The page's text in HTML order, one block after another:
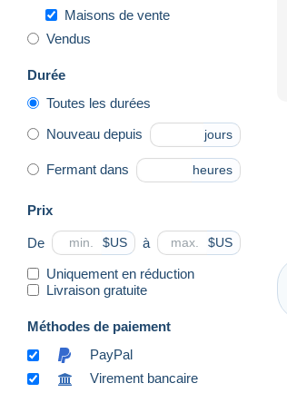
Maisons de vente
Vendus
Durée
Toutes les durées
Nouveau depuis jours
Fermant dans heures
Prix
De $US à $US
Uniquement en réduction
Livraison gratuite
Méthodes de paiement
PayPal
Virement bancaire